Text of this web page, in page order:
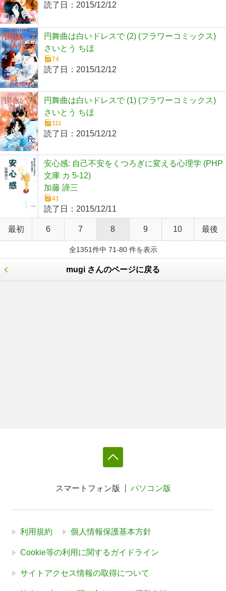
読了日： 2015/12/12
円舞曲は白いドレスで (2) (フラワーコミックス)
さいとう ちほ
74
読了日： 2015/12/12
円舞曲は白いドレスで (1) (フラワーコミックス)
さいとう ちほ
111
読了日： 2015/12/12
安心感: 自己不安をくつろぎに変える心理学 (PHP
文庫 カ 5-12)
加藤 諦三
41
読了日： 2015/12/11
最初 6 7 8 9 10 最後
全1351件中 71-80 件を表示
mugi さんのページに戻る
スマートフォン版 パソコン版
利用規約 個人情報保護基本方針
Cookie等の利用に関するガイドライン
サイトアクセス情報の取得について